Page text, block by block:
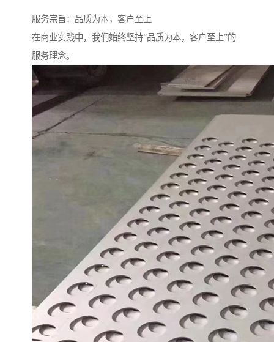
服务宗旨：品质为本，客户至上
在商业实践中，我们始终坚持“品质为本，客户至上”的
服务理念。